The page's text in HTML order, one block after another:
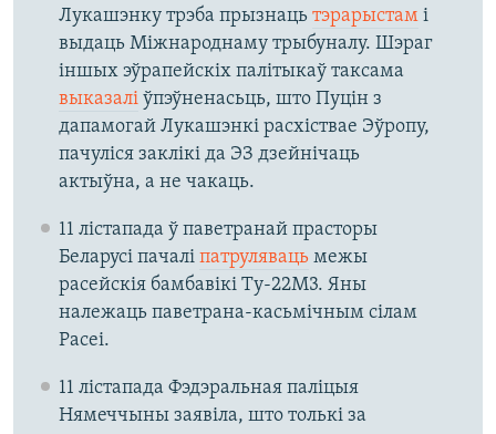
Лукашэнку трэба прызнаць тэрарыстамі
выдаць Міжнароднаму трыбуналу. Шэраг
іншых эўрапейскіх палітыкаў таксама
выказаліўпэўненасьць, што Пуцін з
дапамогай Лукашэнкі расхіствае Эўропу,
пачуліся заклікі да ЭЗ дзейнічаць
актыўна, а не чакаць.
11 лістапада ў паветранай прасторы
Беларусі пачалі патрулявацьмежы
расейскія бамбавікі Ту-22М3. Яны
належаць паветрана-касьмічным сілам
Расеі.
11 лістапада Фэдэральная паліцыя
Нямеччыны заявіла, што толькі за